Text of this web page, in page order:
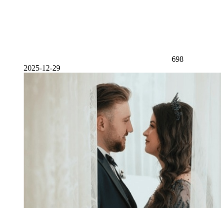
698
2025-12-29